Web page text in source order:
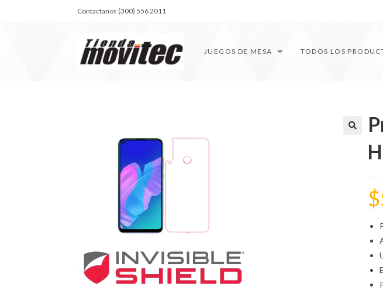
Contactanos (300) 556 2011
JUEGOS DE MESA TODOS LOS
$